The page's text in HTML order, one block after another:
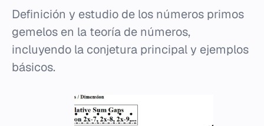
Definición y estudio de los números primos
gemelos en la teoría de números,
incluyendo la conjetura principal y ejemplos
básicos.